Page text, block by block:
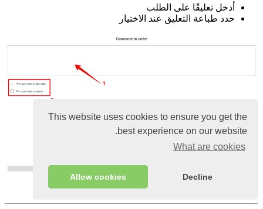
This website uses cookies to ensure you get the
best experience on our website.
What are cookies
Decline
Allow cookies
أدخل تعليقًا على الطلب
حدد طباعة التعليق عند الاختيار